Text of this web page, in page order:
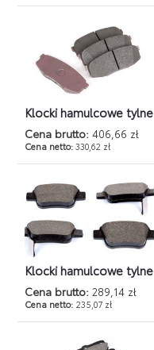
Klocki hamulcowe tylne
Cena brutto: 406,66 zł
Cena netto:330,62 zł
Klocki hamulcowe tylne
Cena brutto: 289,14 zł
Cena netto: 235,07 zł